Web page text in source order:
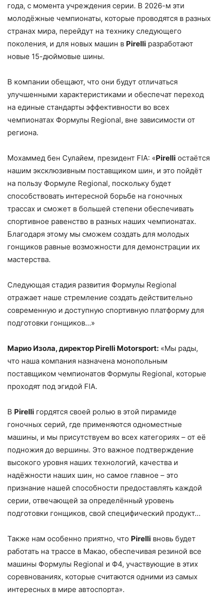
года, с момента учреждения серии. В 2026-м эти
молодёжные чемпионаты, которые проводятся в разных
странах мира, перейдут на технику следующего
поколения, и для новых машин в Pirelli разработают
новые 15-дюймовые шины.
В компании обещают, что они будут отличаться
улучшенными характеристиками и обеспечат переход
на единые стандарты эффективности во всех
чемпионатах Формулы Regional, вне зависимости от
региона.
Мохаммед бен Сулайем, президент FIA: «Pirelli остаётся
нашим эксклюзивным поставщиком шин, и это пойдёт
на пользу Формуле Regional, поскольку будет
способствовать интересной борьбе на гоночных
трассах и сможет в большей степени обеспечивать
спортивное равенство в разных наших чемпионатах.
Благодаря этому мы сможем создать для молодых
гонщиков равные возможности для демонстрации их
мастерства.
Следующая стадия развития Формулы Regional
отражает наше стремление создать действительно
современную и доступную спортивную платформу для
подготовки гонщиков…»
Марио Изола, директор Pirelli Motorsport: «Мы рады,
что наша компания назначена монопольным
поставщиком чемпионатов Формулы Regional, которые
проходят под эгидой FIA.
В Pirelli гордятся своей ролью в этой пирамиде
гоночных серий, где применяются одноместные
машины, и мы присутствуем во всех категориях – от её
подножия до вершины. Это важное подтверждение
высокого уровня наших технологий, качества и
надёжности наших шин, но самое главное – это
признание нашей способности предоставлять каждой
серии, отвечающей за определённый уровень
подготовки гонщиков, свой специфический продукт…
Также нам особенно приятно, что Pirelli вновь будет
работать на трассе в Макао, обеспечивая резиной все
машины Формулы Regional и Ф4, участвующие в этих
соревнованиях, которые считаются одними из самых
интересных в мире автоспорта».